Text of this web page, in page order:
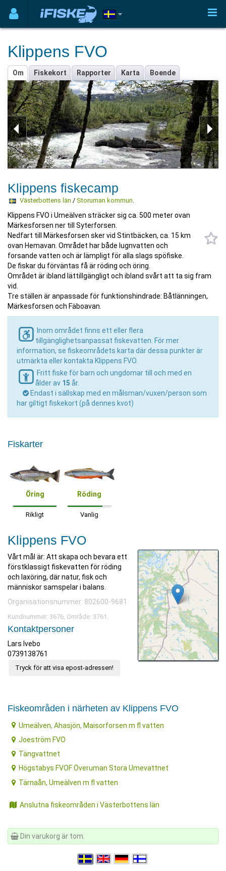
Klippens FVO
Om Fiskekort Rapporter Karta Boende
Klippens fiskecamp
Västerbottens län / Storuman kommun.
Klippens FVO i Umeälven sträcker sig ca. 500 meter ovan
Märkesforsen ner till Syterforsen.
Nedfart till Märkesforsen sker vid Stintbäcken, ca. 15 km
ovan Hemavan. Området har både lugnvatten och
forsande vatten och är lämpligt för alla slags spöfiske.
De fiskar du förväntas få är röding och öring.
Området är ibland lättillgängligt och ibland svårt att ta sig fram
vid.
Tre ställen är anpassade för funktionshindrade: Båtlänningen,
Märkesforsen och Fäboavan.
Inom området finns ett eller flera
tillgänglighetsanpassat fiskevatten. För mer
information, se fiskeområdets karta där dessa punkter är
utmärkta eller kontakta Klippens FVO.
Fritt fiske för barn och ungdomar till och med en
ålder av 15 år.
Endast i sällskap med en målsman/vuxen/person som
har giltigt fiskekort (på dennes kvot)
Fiskarter
Öring
Rikligt
Röding
Vanlig
Klippens FVO
Vårt mål är: Att skapa och bevara ett
förstklassigt fiskevatten för röding
och laxöring, där natur, fisk och
människor samspelar i balans.
Organisationsnummer: 802600-9681
Kundnummer: 3676, Område: 3761.
Kontaktpersoner
Lars Ivebo
0739138761
Tryck för att visa epost-adressen!
Fiskeområden i närheten av Klippens FVO
Umeälven, Ahasjön, Maisorforsen m fl vatten
Joeström FVO
Tängvattnet
Högstabys FVOF Överuman Stora Umevattnet
Tärnaån, Umeälven m fl vatten
Anslutna fiskeområden i Västerbottens län
Din varukorg är tom.